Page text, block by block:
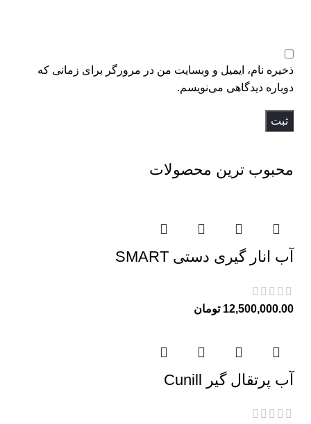
ذخیره نام، ایمیل و وبسایت من در مرورگر برای زمانی که
دوباره دیدگاهی می‌نویسم.
محبوب ترین محصولات
آب انار گیری دستی SMART
12,500,000.00 تومان
آب پرتقال گیر Cunill